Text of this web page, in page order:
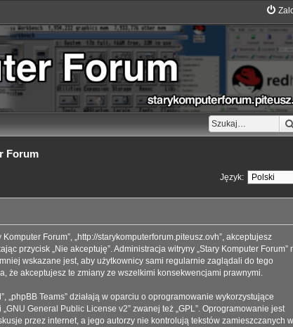
Forum
Język:
Forum”, „http://starykomputerforum.piteusz.ovh”, akceptujesz
przycisk „Nie akceptuję”. Administracja witryny „Stary Komputer Forum”
wskazane jest, aby użytkownicy sami regularnie zaglądali do tego
że akceptujesz te zmiany ze wszelkimi konsekwencjami prawnymi.
„phpBB Teams” działają w oparciu o oprogramowanie wykorzystujące
„GNU General Public License v2” zwanej też „GPL”. Oprogramowanie jest
przez internet, a jego autorzy nie kontrolują tekstów zamieszczanych w